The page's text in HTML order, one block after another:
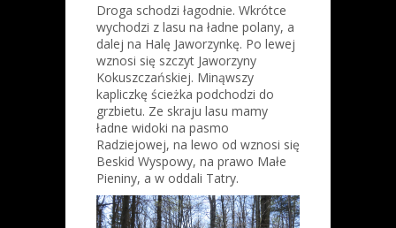
Droga schodzi łagodnie. Wkrótce
wychodzi z lasu na ładne polany, a
dalej na Halę Jaworzynkę. Po lewej
wznosi się szczyt Jaworzyny
Kokuszczańskiej. Minąwszy
kapliczkę ścieżka podchodzi do
grzbietu. Ze skraju lasu mamy
ładne widoki na pasmo
Radziejowej, na lewo od wznosi się
Beskid Wyspowy, na prawo Małe
Pieniny, a w oddali Tatry.